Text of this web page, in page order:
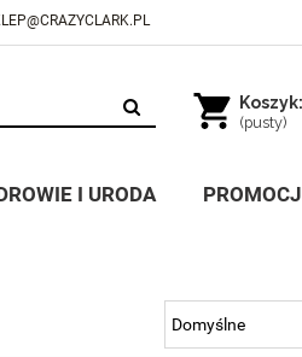
Koszyk:
(pusty)
I URODA